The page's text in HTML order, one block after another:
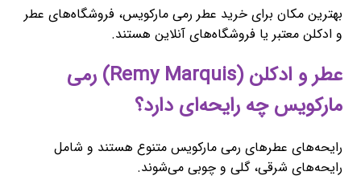
بهترین مکان برای خرید عطر رمی مارکویس، فروشگاه‌های عطر
و ادکلن معتبر یا فروشگاه‌های آنلاین هستند.
عطر و ادکلن (Remy Marquis) رمی
مارکویس چه رایحه‌ای دارد؟
رایحه‌های عطرهای رمی مارکویس متنوع هستند و شامل
رایحه‌های شرقی، گلی و چوبی می‌شوند.